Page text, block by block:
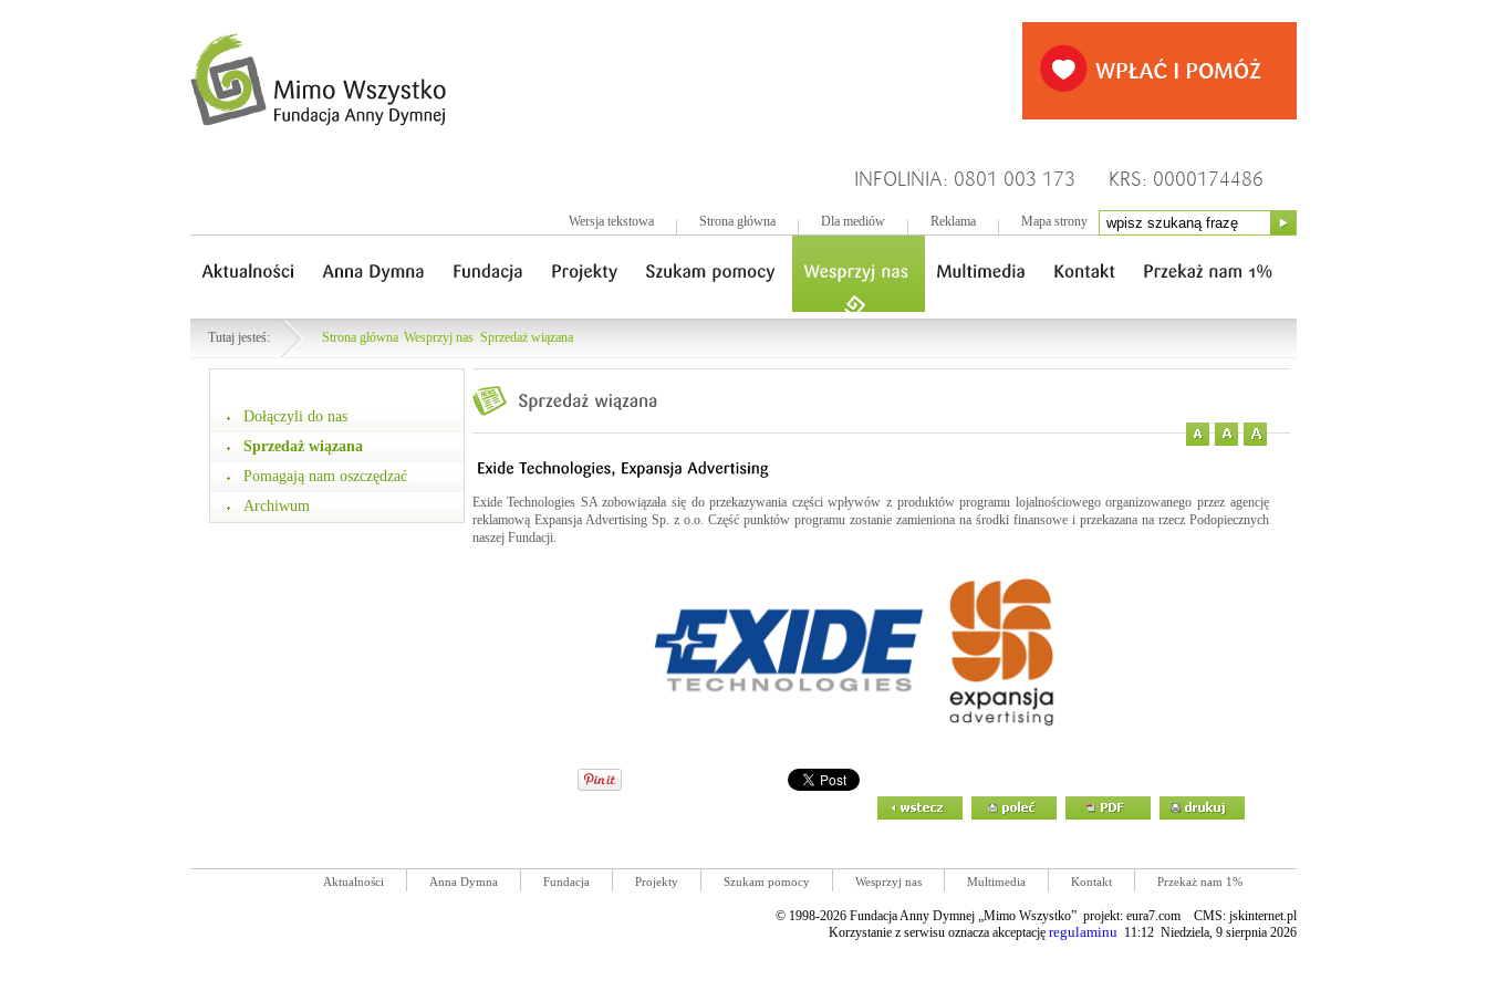
KRS: 0000174486
INFOLINIA: 0801 003 173
Wersja tekstowa Strona główna Dla mediów Reklama Mapa strony
Tutaj jesteś: Strona główna Wesprzyj nas Sprzedaż wiązana
Dołączyli do nas
Sprzedaż wiązana
Pomagają nam oszczędzać
Archiwum
Exide Technologies SA zobowiązała się do przekazywania części wpływów z produktów programu lojalnościowego organizowanego przez agencję
reklamową Expansja Advertising Sp. z o.o. Część punktów programu zostanie zamieniona na środki finansowe i przekazana na rzecz Podopiecznych
naszej Fundacji.
Aktualności Anna Dymna Fundacja Projekty Szukam pomocy Wesprzyj nas Multimedia Kontakt Przekaż nam 1%
© 1998-2026 Fundacja Anny Dymnej „Mimo Wszystko” projekt: eura7.com CMS: jskinternet.pl
Korzystanie z serwisu oznacza akceptację regulaminu 11:12 Niedziela, 9 sierpnia 2026